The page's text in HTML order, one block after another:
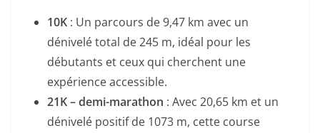
10K : Un parcours de 9,47 km avec un
dénivelé total de 245 m, idéal pour les
débutants et ceux qui cherchent une
expérience accessible.
21K – demi-marathon : Avec 20,65 km et un
dénivelé positif de 1073 m, cette course